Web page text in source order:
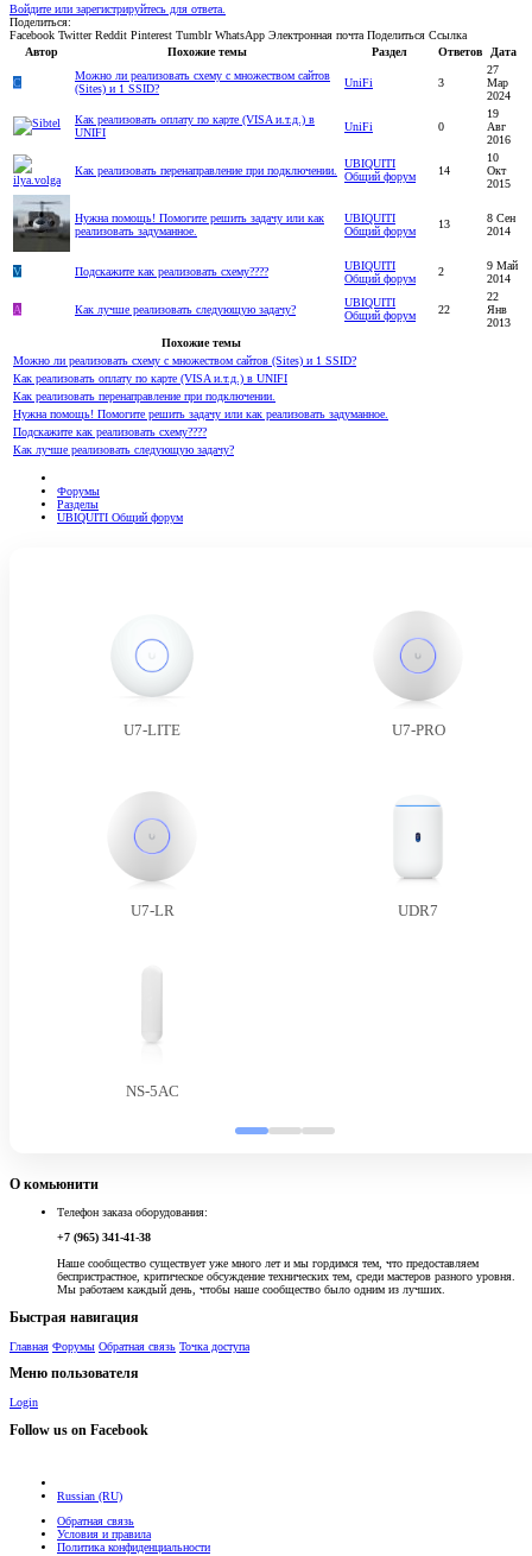
Войдите или зарегистрируйтесь для ответа.
Поделиться:
Facebook Twitter Reddit Pinterest Tumblr WhatsApp Электронная почта Поделиться Ссылка
Автор
Похожие темы Раздел Ответов Дата
C
Можно ли реализовать схему с множеством сайтов
(Sites) и 1 SSID?
UniFi 3
27
Мар
2024
Как реализовать оплату по карте (VISA и.т.д.) в
UNIFI
UniFi 0
19
Авг
2016
Как реализовать перенаправление при подключении.
UBIQUITI
Общий форум
14
10
Окт
2015
Нужна помощь! Помогите решить задачу или как
реализовать задуманное.
UBIQUITI
Общий форум
13
8 Сен
2014
V Подскажите как реализовать схему????
UBIQUITI
Общий форум
2
9 Май
2014
A Как лучше реализовать следующую задачу?
UBIQUITI
Общий форум
22
22
Янв
2013
Похожие темы
Можно ли реализовать схему с множеством сайтов (Sites) и 1 SSID?
Как реализовать оплату по карте (VISA и.т.д.) в UNIFI
Как реализовать перенаправление при подключении.
Нужна помощь! Помогите решить задачу или как реализовать задуманное.
Подскажите как реализовать схему????
Как лучше реализовать следующую задачу?
Форумы
Разделы
UBIQUITI Общий форум
U7-LITE U7-PRO
U7-LR UDR7
NS-5AC
О комьюнити
Телефон заказа оборудования:
+7 (965) 341-41-38
Наше сообщество существует уже много лет и мы гордимся тем, что предоставляем
беспристрастное, критическое обсуждение технических тем, среди мастеров разного уровня.
Мы работаем каждый день, чтобы наше сообщество было одним из лучших.
Быстрая навигация
Главная Форумы Обратная связь Точка доступа
Меню пользователя
Login
Follow us on Facebook
Russian (RU)
Обратная связь
Условия и правила
Политика конфиденциальности